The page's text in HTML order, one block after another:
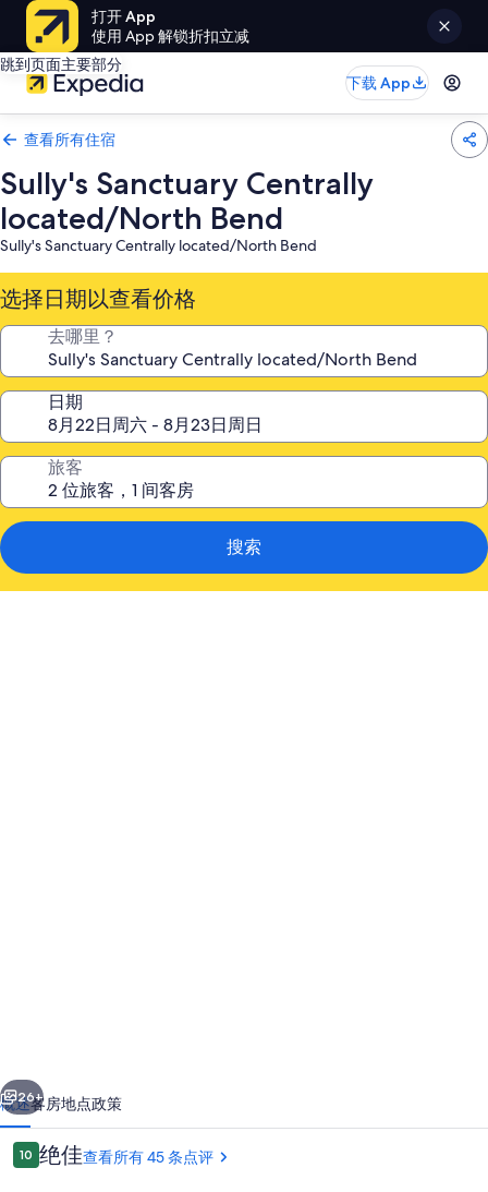
打开 App
使用 App 解锁折扣立减
跳到页面主要部分
下载 App
查看所有住宿
Sully's Sanctuary Centrally
located/North Bend
Sully's Sanctuary Centrally located/North Bend
选择日期以查看价格
去哪里？
日期
旅客
搜索
片
库
个 下一个
26+
概述客房地点政策
点
评
1010/10绝佳查看所有 45 条点评